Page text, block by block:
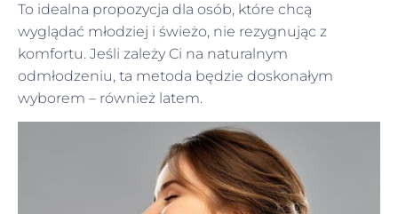
To idealna propozycja dla osób, które chcą
wyglądać młodziej i świeżo, nie rezygnując z
komfortu. Jeśli zależy Ci na naturalnym
odmłodzeniu, ta metoda będzie doskonałym
wyborem – również latem.